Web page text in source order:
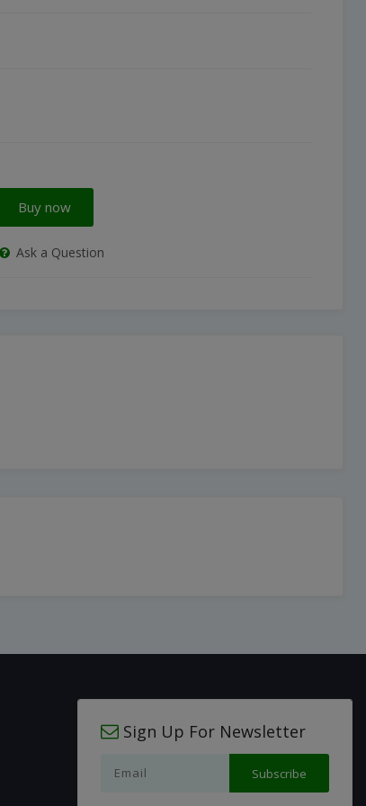
Buy now
Ask a Question
Sign Up For Newsletter